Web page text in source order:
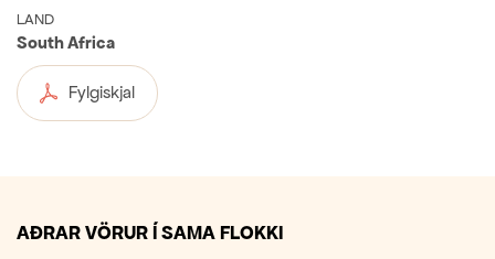
LAND
South Africa
Fylgiskjal
AÐRAR VÖRUR Í SAMA FLOKKI